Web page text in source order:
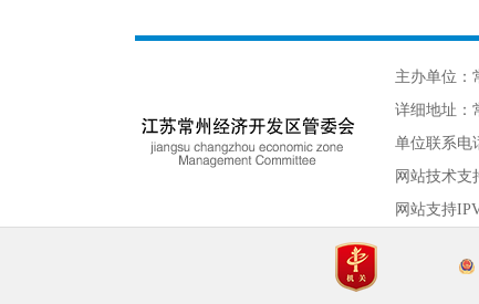
主办单位：
详细地址
单位联系电
网站技术支
网站支持